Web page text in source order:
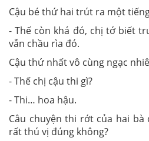
Cậu bé thứ hai trút ra một
- Thế còn khá đó, chị tớ biết
vẫn chầu rìa đó.
Cậu thứ nhất vô cùng ngạc
- Thế chị cậu thi gì?
- Thi… hoa hậu.
Câu chuyện thi rớt của hai bà
rất thú vị đúng không?